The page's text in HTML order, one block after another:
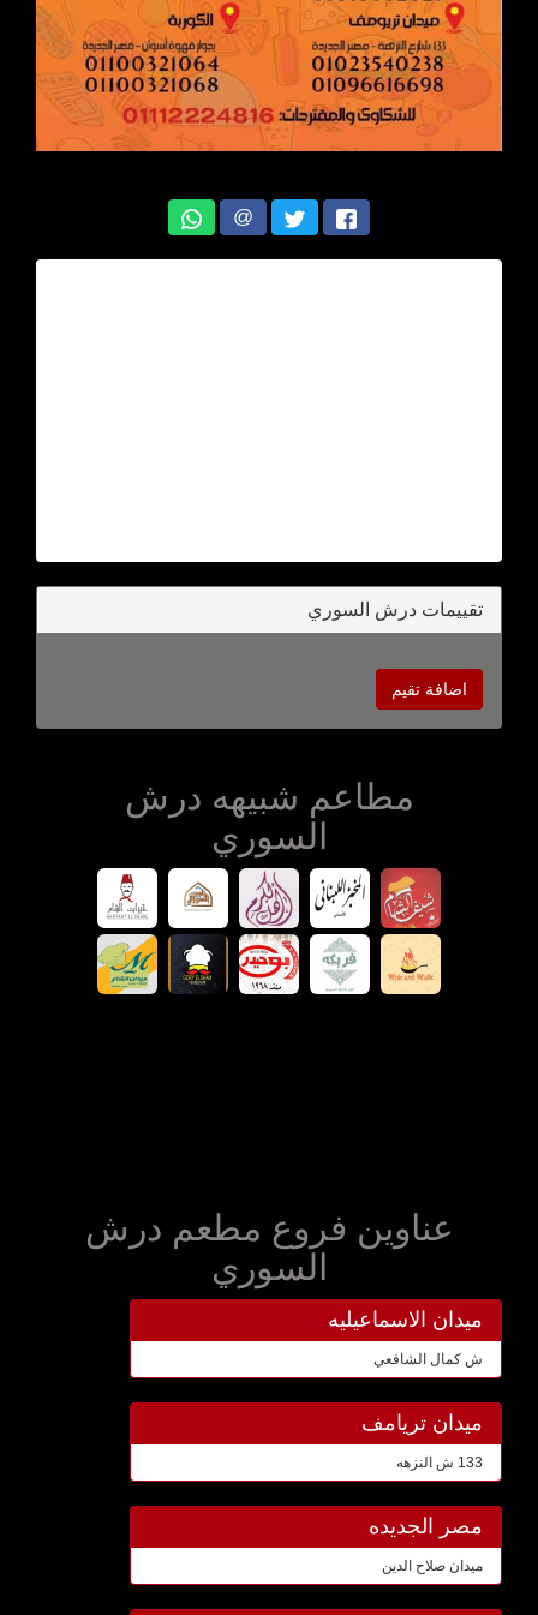
@
تقييمات درش السوري
اضافة تقيم
مطاعم شبيهه درش
السوري
عناوين فروع مطعم درش
السوري
ميدان الاسماعيليه
ش كمال الشافعي
ميدان تريامف
133 ش النزهه
مصر الجديده
ميدان صلاح الدين